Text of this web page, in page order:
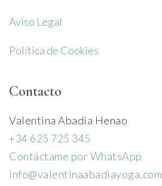
Aviso Legal
Política de Cookies
Contacto
Valentina Abadia Henao
+34 625 725 345
Contáctame por WhatsApp
info@valentinaabadiayoga.com